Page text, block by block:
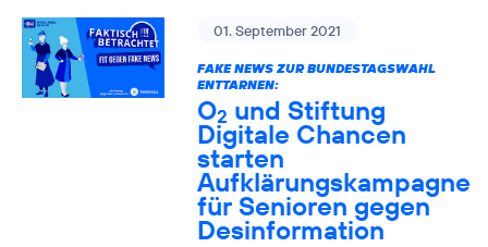
01. September 2021
FAKE NEWS ZUR BUNDESTAGSWAHL
ENTTARNEN:
O2 und Stiftung
Digitale Chancen
starten
Aufklärungskampagne
für Senioren gegen
Desinformation